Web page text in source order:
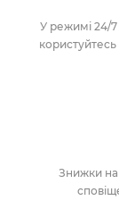
У режимі 24/
Знижки на